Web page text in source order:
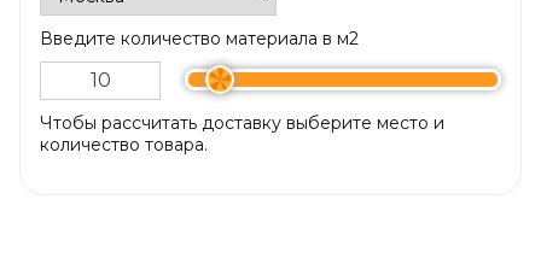
Введите количество материала в м2
Чтобы рассчитать доставку выберите место и
количество товара.